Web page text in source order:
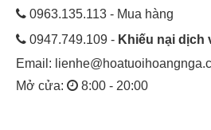
Chọn hoa cát tường trong
0963.135.113 - Mua hàng
0947.749.109 - Khiếu nại dịch
Email:
Mở cửa:
8:00 - 20:00